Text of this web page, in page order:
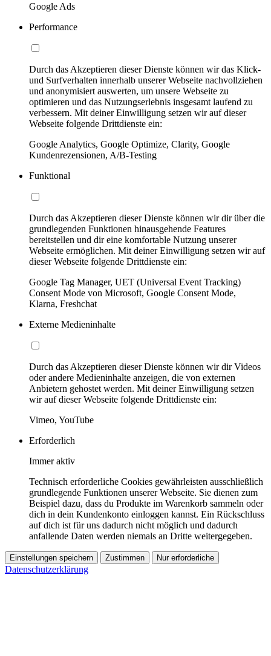
Google Ads
Performance
Durch das Akzeptieren dieser Dienste können wir das Klick-
und Surfverhalten innerhalb unserer Webseite nachvollziehen
und anonymisiert auswerten, um unsere Webseite zu
optimieren und das Nutzungserlebnis insgesamt laufend zu
verbessern. Mit deiner Einwilligung setzen wir auf dieser
Webseite folgende Drittdienste ein:
Google Analytics, Google Optimize, Clarity, Google
Kundenrezensionen, A/B-Testing
Funktional
Durch das Akzeptieren dieser Dienste können wir dir über die
grundlegenden Funktionen hinausgehende Features
bereitstellen und dir eine komfortable Nutzung unserer
Webseite ermöglichen. Mit deiner Einwilligung setzen wir auf
dieser Webseite folgende Drittdienste ein:
Google Tag Manager, UET (Universal Event Tracking)
Consent Mode von Microsoft, Google Consent Mode,
Klarna, Freshchat
Externe Medieninhalte
Durch das Akzeptieren dieser Dienste können wir dir Videos
oder andere Medieninhalte anzeigen, die von externen
Anbietern gehostet werden. Mit deiner Einwilligung setzen
wir auf dieser Webseite folgende Drittdienste ein:
Vimeo, YouTube
Erforderlich
Immer aktiv
Technisch erforderliche Cookies gewährleisten ausschließlich
grundlegende Funktionen unserer Webseite. Sie dienen zum
Beispiel dazu, dass du Produkte im Warenkorb sammeln oder
dich in dein Kundenkonto einloggen kannst. Ein Rückschluss
auf dich ist für uns dadurch nicht möglich und dadurch
anfallende Daten werden niemals an Dritte weitergegeben.
Einstellungen speichern Zustimmen Nur erforderliche
Datenschutzerklärung